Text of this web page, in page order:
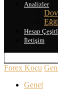
Analizler
Hesap
İletişim
Forex Koçu
Genel